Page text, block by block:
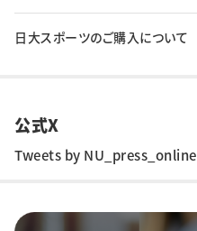
日大スポーツのご購入について
公式X
Tweets by NU_press_online